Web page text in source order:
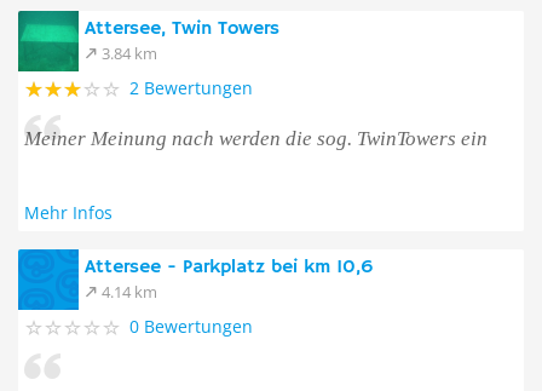
Attersee, Twin Towers
3.84 km
2 Bewertungen
Meiner Meinung nach werden die sog. TwinTowers ein
Mehr Infos
Attersee - Parkplatz bei km 10,6
4.14 km
0 Bewertungen